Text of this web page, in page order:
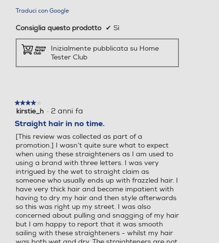
Traduci con Google
Consiglia questo prodotto ✔ Sì
Inizialmente pubblicata su Home
Tester Club
★★★★★
★★★★★
4
5
stelle.
kirstie_h · 2 anni fa
Straight hair in no time.
[This review was collected as part of a
promotion.] I wasn’t quite sure what to expect
when using these straighteners as I am used to
using a brand with three letters. I was very
intrigued by the wet to straight claim as
someone who usually ends up with frazzled hair. I
have very thick hair and become impatient with
having to dry my hair and then style afterwards
so this was right up my street. I was also
concerned about pulling and snagging of my hair
but I am happy to report that it was smooth
sailing with these straighteners - whilst my hair